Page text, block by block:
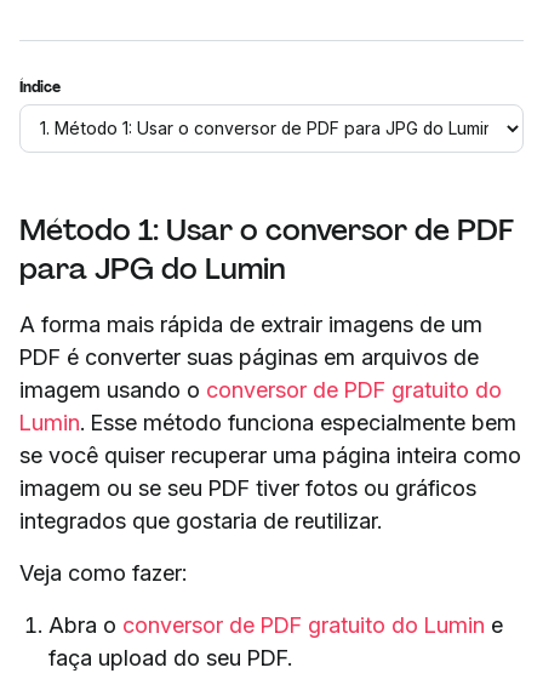
Índice
Método 1: Usar o conversor de PDF
para JPG do Lumin
A forma mais rápida de extrair imagens de um
PDF é converter suas páginas em arquivos de
imagem usando o conversor de PDF gratuito do
Lumin. Esse método funciona especialmente bem
se você quiser recuperar uma página inteira como
imagem ou se seu PDF tiver fotos ou gráficos
integrados que gostaria de reutilizar.
Veja como fazer:
Abra o conversor de PDF gratuito do Lumin e
faça upload do seu PDF.